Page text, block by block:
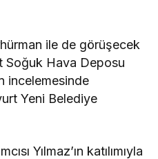
ile de görüşecek
Soğuk Hava Deposu
incelemesinde
Yeni Belediye
Yılmaz’ın katılımıyla